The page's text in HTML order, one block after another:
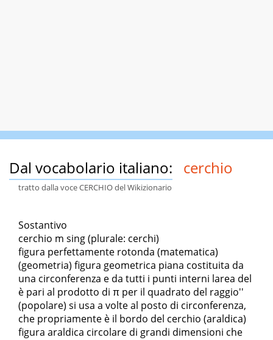
Dal vocabolario italiano: cerchio
tratto dalla voce CERCHIO del Wikizionario
Sostantivo
cerchio m sing (plurale: cerchi)
figura perfettamente rotonda (matematica)
(geometria) figura geometrica piana costituita da
una circonferenza e da tutti i punti interni larea del
è pari al prodotto di π per il quadrato del raggio''
(popolare) si usa a volte al posto di circonferenza,
che propriamente è il bordo del cerchio (araldica)
figura araldica circolare di grandi dimensioni che